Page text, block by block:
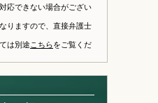
応できない場合がござい
りますので、 直接弁護士
は別途こちらをご覧くだ